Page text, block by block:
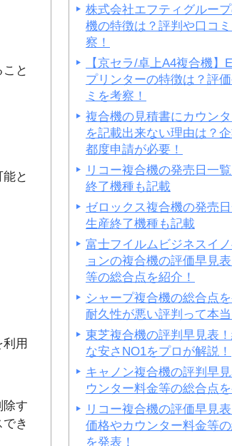
と
と
用
除す
き
株式会社エフティグルー
機の特徴は？評判や口コ
察！
【京セラ/卓上A4複合機】
プリンターの特徴は？評
ミを考察！
複合機の見積書にカウン
を記載出来ない理由は？
都度申請が必要！
リコー複合機の発売日一
終了機種も記載
ゼロックス複合機の発売日
生産終了機種も記載
富士フイルムビジネスイ
ョンの複合機の評価早見
等の総合点を紹介！
シャープ複合機の総合点を
耐久性が悪い評判って本当
東芝複合機の評判早見表
な安さNO1をプロが解説！
キャノン複合機の評判早
ウンター料金等の総合点を
リコー複合機の評価早見
価格やカウンター料金等
を発表！